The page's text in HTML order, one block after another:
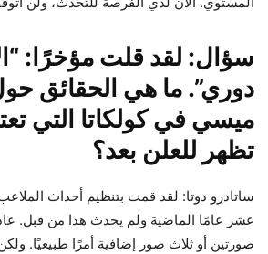
سؤال: لقد قلت مؤخرًا:
دوري”. ما هي الحقائق
ميسي في كولكاتا التي
تظهر للعلن بعد؟
ساتادرو دوتا: لقد قمت بتنظيم أحداث
عشر عامًا الماضية ولم يحدث هذا من قبل.
صورتين أو ثلاث صور إضافية أمرًا طبيعيًا.